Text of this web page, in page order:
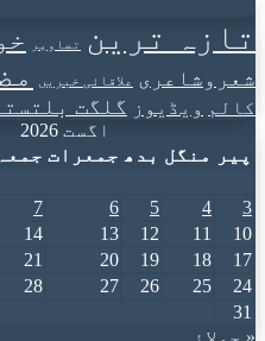
تازہ ترین تصاویر
شعروشاعری علاقائی خبریں
کالم ویڈیوز گلگت
اگست 2026
پیر
منگل بدھ جمعرات جمعہ
3
4
5
6
7
10
11
12
13
14
17
18
19
20
21
24
25
26
27
28
31